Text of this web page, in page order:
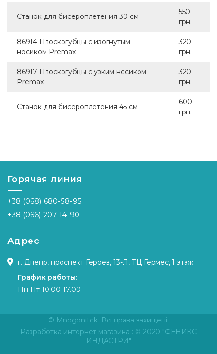
Станок для бисероплетения 30 см
550
грн.
86914 Плоскогубцы с изогнутым
носиком Premax
320
грн.
86917 Плоскогубцы с узким носиком
Premax
320
грн.
Станок для бисероплетения 45 см
600
грн.
Горячая линия
+38 (068) 680-58-95
+38 (066) 207-14-90
Адрес
г. Днепр, проспект Героев, 13-Л, ТЦ Гермес, 1 этаж
График работы:
Пн-Пт 10.00-17.00
© Mnogonitok. Всі права захищені.
Разработка интернет магазина : © 2020 "ФЕНИКС
ИНДАСТРИ"